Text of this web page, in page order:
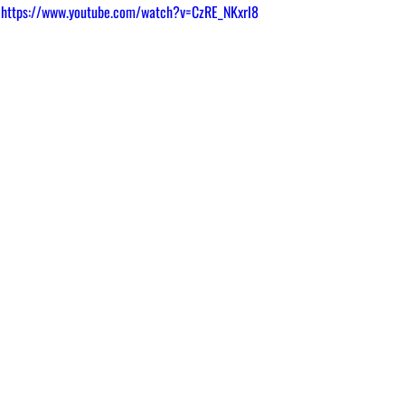
https://www.youtube.com/watch?v=CzRE_NKxrl8